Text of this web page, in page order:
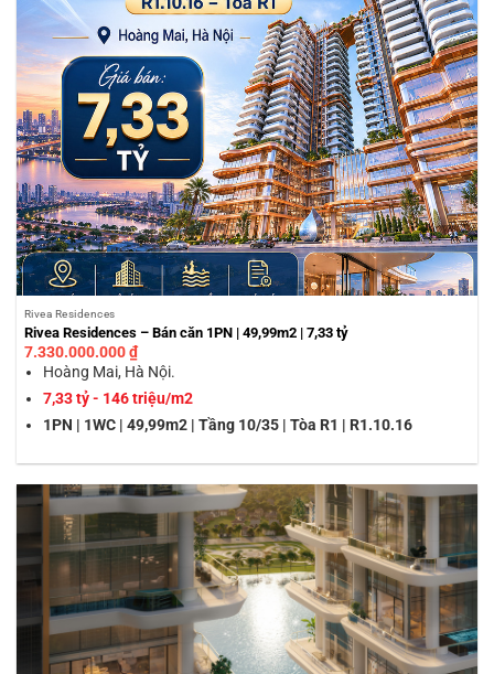
Rivea Residences
Rivea Residences – Bán căn 1PN | 49,99m2 | 7,33 tỷ
7.330.000.000₫
Hoàng Mai, Hà Nội.
7,33 tỷ - 146 triệu/m2
1PN | 1WC | 49,99m2 | Tầng 10/35 | Tòa R1 | R1.10.16